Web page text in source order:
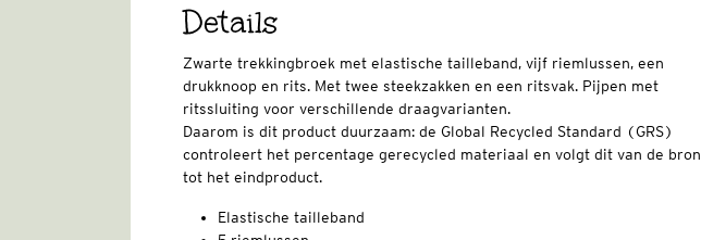
Details
Zwarte trekkingbroek met elastische tailleband, vijf riemlussen, een
drukknoop en rits. Met twee steekzakken en een ritsvak. Pijpen met
ritssluiting voor verschillende draagvarianten.
Daarom is dit product duurzaam: de Global Recycled Standard (GRS)
controleert het percentage gerecycled materiaal en volgt dit van de bron
tot het eindproduct.
Elastische tailleband